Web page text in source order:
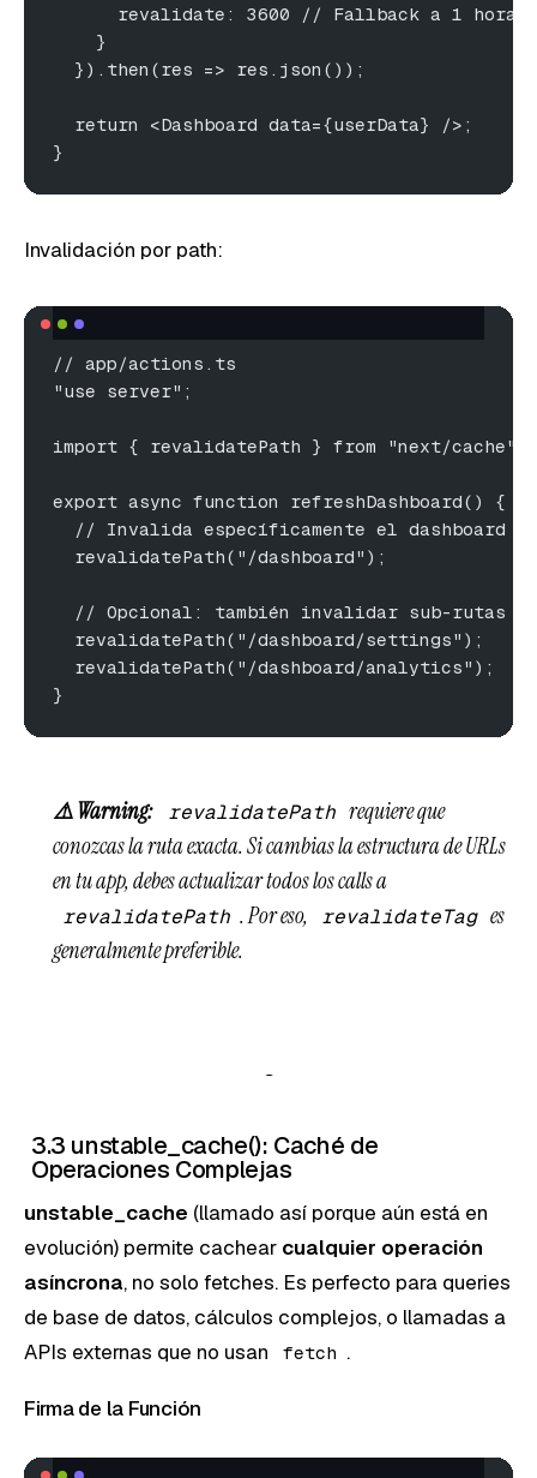
      revalidate: 3600 // Fallback a 1 hora
    }
  }).then(res => res.json());
  return <Dashboard data={userData} />;
}
Invalidación por path:
// app/actions.ts
"use server";
import { revalidatePath } from "next/cache";
export async function refreshDashboard() {
// Invalida específicamente el dashboard
  revalidatePath("/dashboard");
  // Opcional: también invalidar sub-rutas
  revalidatePath("/dashboard/settings");
  revalidatePath("/dashboard/analytics");
}
⚠️ Warning: revalidatePath requiere que
conozcas la ruta exacta. Si cambias la estructura de URLs
en tu app, debes actualizar todos los calls a
revalidatePath . Por eso, revalidateTag es
generalmente preferible.
3.3 unstable_cache(): Caché de
Operaciones Complejas
unstable_cache (llamado así porque aún está en
evolución) permite cachear cualquier operación
asíncrona, no solo fetches. Es perfecto para queries
de base de datos, cálculos complejos, o llamadas a
APIs externas que no usan
fetch .
Firma de la Función